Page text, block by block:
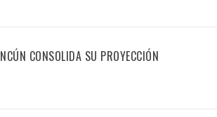
CONSOLIDA SU PROYECCIÓN